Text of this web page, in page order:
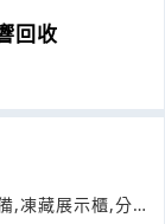
回收
,凍藏展示櫃,分離